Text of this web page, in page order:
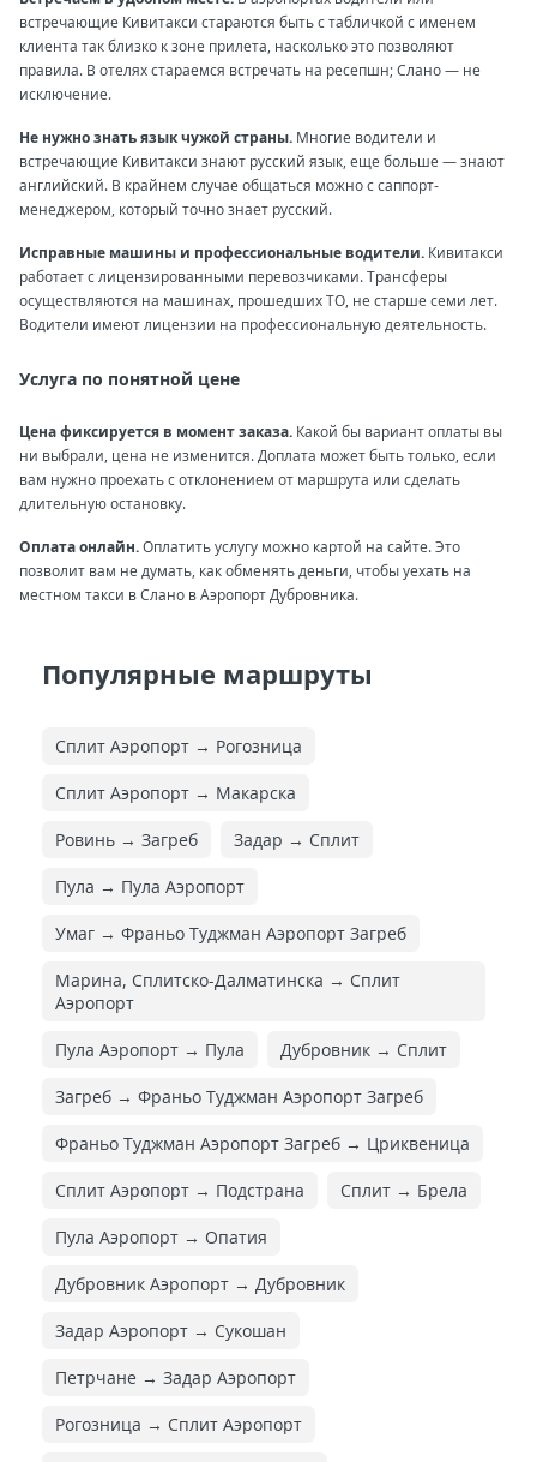
встречающие Кивитакси стараются быть с табличкой с именем
клиента так близко к зоне прилета, насколько это позволяют
правила. В отелях стараемся встречать на ресепшн; Слано — не
исключение.
Не нужно знать язык чужой страны. Многие водители и
встречающие Кивитакси знают русский язык, еще больше — знают
английский. В крайнем случае общаться можно с саппорт-
менеджером, который точно знает русский.
Исправные машины и профессиональные водители. Кивитакси
работает с лицензированными перевозчиками. Трансферы
осуществляются на машинах, прошедших ТО, не старше семи лет.
Водители имеют лицензии на профессиональную деятельность.
Услуга по понятной цене
Цена фиксируется в момент заказа. Какой бы вариант оплаты вы
ни выбрали, цена не изменится. Доплата может быть только, если
вам нужно проехать с отклонением от маршрута или сделать
длительную остановку.
Оплата онлайн.Оплатить услугу можно картой на сайте. Это
позволит вам не думать, как обменять деньги, чтобы уехать на
местном такси в Слано в Аэропорт Дубровника.
Популярные маршруты
Сплит Аэропорт → Рогозница
Сплит Аэропорт → Макарска
Ровинь → Загреб Задар → Сплит
Пула → Пула Аэропорт
Умаг → Франьо Туджман Аэропорт Загреб
Марина, Сплитско-Далматинска → Сплит
Аэропорт
Пула Аэропорт → Пула Дубровник → Сплит
Загреб → Франьо Туджман Аэропорт Загреб
Франьо Туджман Аэропорт Загреб → Цриквеница
Сплит Аэропорт → Подстрана Сплит → Брела
Пула Аэропорт → Опатия
Дубровник Аэропорт → Дубровник
Задар Аэропорт → Сукошан
Петрчане → Задар Аэропорт
Рогозница → Сплит Аэропорт